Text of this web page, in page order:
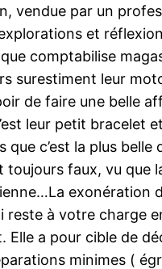
vendue par un
et
comptabilise
surestiment leur
de faire une belle
leur petit bracelet
que c’est la plus belle
toujours faux, vu que
exonération
reste à votre charge
Elle a pour cible de
minimes (